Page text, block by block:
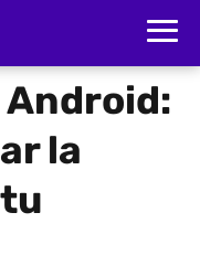
Android:
la